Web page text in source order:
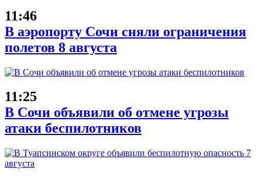
11:46
В аэропорту Сочи сняли ограничения
полетов 8 августа
11:25
В Сочи объявили об отмене угрозы
атаки беспилотников